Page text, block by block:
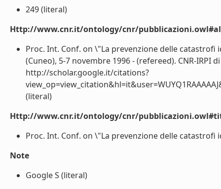
249 (literal)
Http://www.cnr.it/ontology/cnr/
Proc. Int. Conf. on \"La prevenzione delle
(Cuneo), 5-7 novembre 1996 - (refereed). CNR-IRPI
http://scholar.google.it/citations?
(literal)
Http://www.cnr.it/ontology/cnr/
Proc. Int. Conf. on \"La prevenzione delle
Note
Google S (literal)